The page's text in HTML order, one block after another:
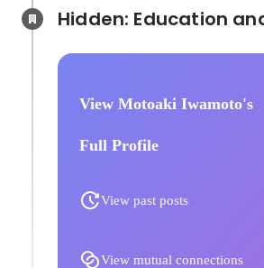
View Motoaki Iwamoto's
Full Profile
View past posts
View mutual connections